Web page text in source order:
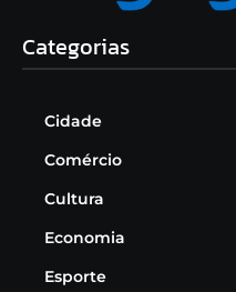
Categorias
Cidade
Comércio
Cultura
Economia
Esporte